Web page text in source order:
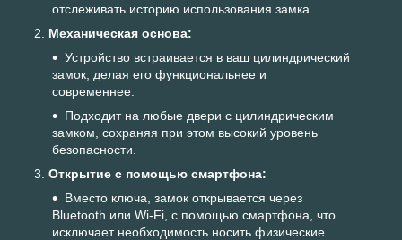
отслеживать историю использования замка.
Механическая основа:
Устройство встраивается в ваш цилиндрический
замок, делая его функциональнее и
современнее.
Подходит на любые двери с цилиндрическим
замком, сохраняя при этом высокий уровень
безопасности.
Открытие с помощью смартфона:
Вместо ключа, замок открывается через
Bluetooth или Wi-Fi, с помощью смартфона, что
исключает необходимость носить физические